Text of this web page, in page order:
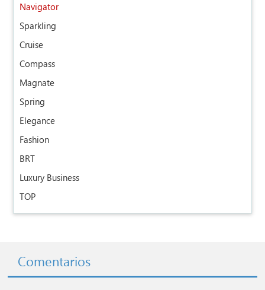
Navigator
Sparkling
Cruise
Compass
Magnate
Spring
Elegance
Fashion
BRT
Luxury Business
TOP
Comentarios